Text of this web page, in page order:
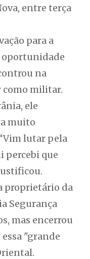
entre terça
para a
oportunidade
na
como militar.
ele
muito
lutar pela
percebi que
proprietário da
Segurança
mas encerrou
"grande